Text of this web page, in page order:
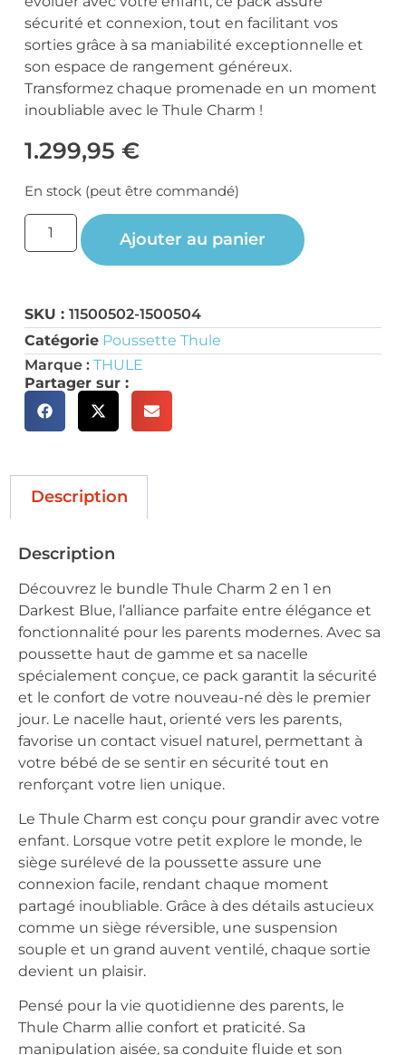
sécurité et connexion, tout en facilitant vos
sorties grâce à sa maniabilité exceptionnelle et
son espace de rangement généreux.
Transformez chaque promenade en un moment
inoubliable avec le Thule Charm !
1.299,95 €
En stock (peut être commandé)
Ajouter au panier
SKU : 11500502-1500504
Catégorie Poussette Thule
Marque : THULE
Partager sur :
Description
Description
Découvrez le bundle Thule Charm 2 en 1 en
Darkest Blue, l’alliance parfaite entre élégance et
fonctionnalité pour les parents modernes. Avec sa
poussette haut de gamme et sa nacelle
spécialement conçue, ce pack garantit la sécurité
et le confort de votre nouveau-né dès le premier
jour. Le nacelle haut, orienté vers les parents,
favorise un contact visuel naturel, permettant à
votre bébé de se sentir en sécurité tout en
renforçant votre lien unique.
Le Thule Charm est conçu pour grandir avec votre
enfant. Lorsque votre petit explore le monde, le
siège surélevé de la poussette assure une
connexion facile, rendant chaque moment
partagé inoubliable. Grâce à des détails astucieux
comme un siège réversible, une suspension
souple et un grand auvent ventilé, chaque sortie
devient un plaisir.
Pensé pour la vie quotidienne des parents, le
Thule Charm allie confort et praticité. Sa
manipulation aisée, sa conduite fluide et son